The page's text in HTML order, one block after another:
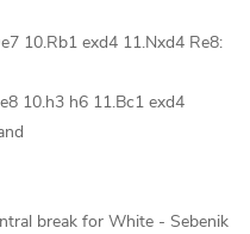
10.Rb1 exd4 11.Nxd4 Re8:
10.h3 h6 11.Bc1 exd4
break for White - Sebenik